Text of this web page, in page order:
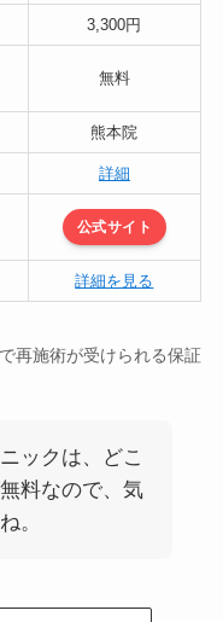
3,300円
無料
熊本院
詳細
公式サイト
詳細を見る
再施術が受けられる保証
ックは、どこ
料なので、気
。